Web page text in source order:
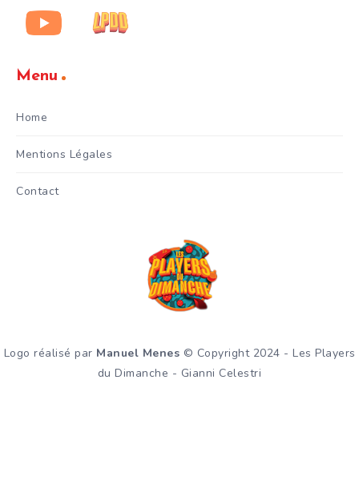
Menu
Home
Mentions Légales
Contact
Logo réalisé par Manuel Menes © Copyright 2024 - Les Players
du Dimanche - Gianni Celestri